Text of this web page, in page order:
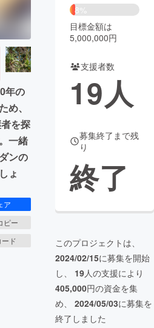
Good
CAMPFIRE Creation
納税machi-ya コミュニティ
年の
め、
を探
一緒
ンの
ょ
ア
ピー
ド
8%
目標金額は
5,000,000円
支援者数
19人
募集終了まで残
り
終了
このプロジェクトは、
2024/02/15に募集を開始
し、 19人の支援により
405,000円の資金を集
め、 2024/05/03に募集を
終了しました